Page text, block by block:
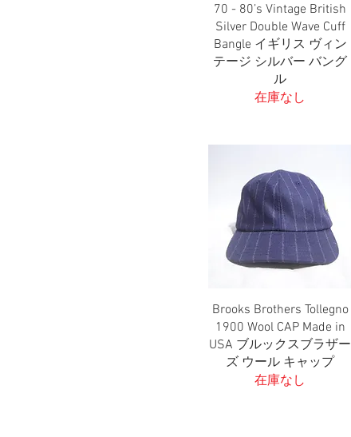
クイックビュー
70 - 80’s Vintage British
Silver Double Wave Cuff
Bangle イギリス ヴィン
テージ シルバー バング
ル
在庫なし
クイックビュー
Brooks Brothers Tollegno
1900 Wool CAP Made in
USA ブルックスブラザー
ズ ウール キャップ
在庫なし